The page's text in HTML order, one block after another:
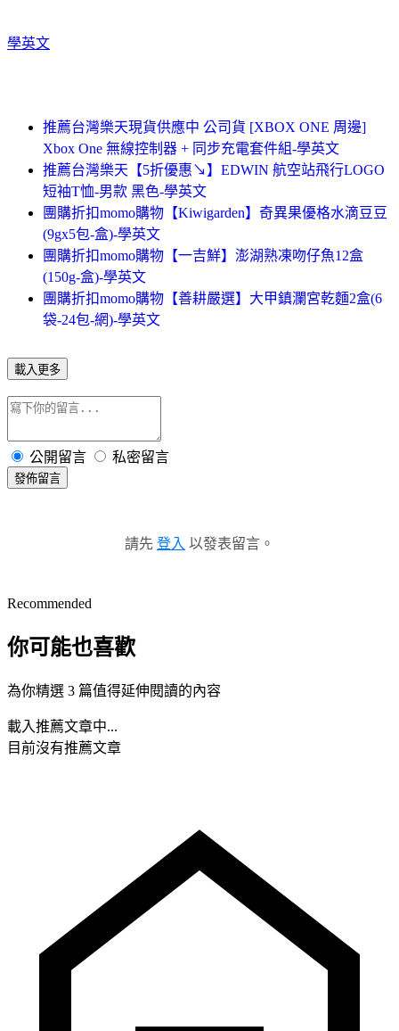
學英文
推薦台灣樂天現貨供應中 公司貨 [XBOX ONE 周邊]
Xbox One 無線控制器 + 同步充電套件組-學英文
推薦台灣樂天【5折優惠↘】EDWIN 航空站飛行LOGO
短袖T恤-男款 黑色-學英文
團購折扣momo購物【Kiwigarden】奇異果優格水滴豆豆
(9gx5包-盒)-學英文
團購折扣momo購物【一吉鮮】澎湖熟凍吻仔魚12盒
(150g-盒)-學英文
團購折扣momo購物【善耕嚴選】大甲鎮瀾宮乾麵2盒(6
袋-24包-網)-學英文
載入更多
公開留言 私密留言
發佈留言
請先 登入 以發表留言。
Recommended
你可能也喜歡
為你精選 3 篇值得延伸閱讀的內容
載入推薦文章中...
目前沒有推薦文章